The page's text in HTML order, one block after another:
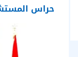
حراس